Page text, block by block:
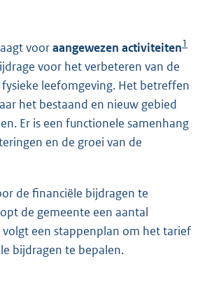
vooraangewezen activiteiten1
voor het verbeteren van de
leefomgeving. Het betreffen
het bestaand en nieuw gebied
Er is een functionele samenhang
en de groei van de
de financiële bijdragen te
de gemeente een aantal
een stappenplan om het tarief
bijdragen te bepalen.